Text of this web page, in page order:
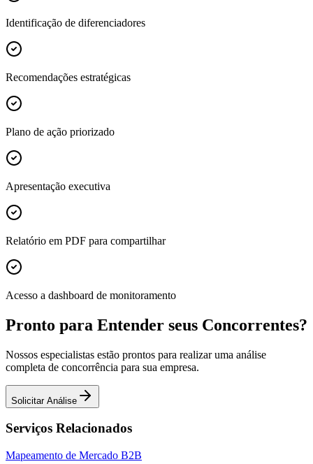
Identificação de diferenciadores
Recomendações estratégicas
Plano de ação priorizado
Apresentação executiva
Relatório em PDF para compartilhar
Acesso a dashboard de monitoramento
Pronto para Entender seus Concorrentes?
Nossos especialistas estão prontos para realizar uma análise
completa de concorrência para sua empresa.
Solicitar Análise
Serviços Relacionados
Mapeamento de Mercado B2B